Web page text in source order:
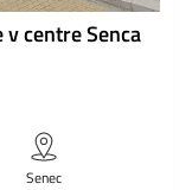
centre Senca
Senec